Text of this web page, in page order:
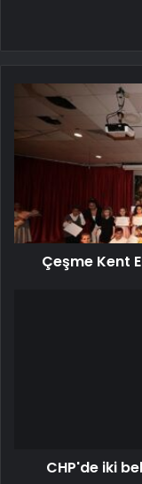
Çeşme Kent
CHP'de iki